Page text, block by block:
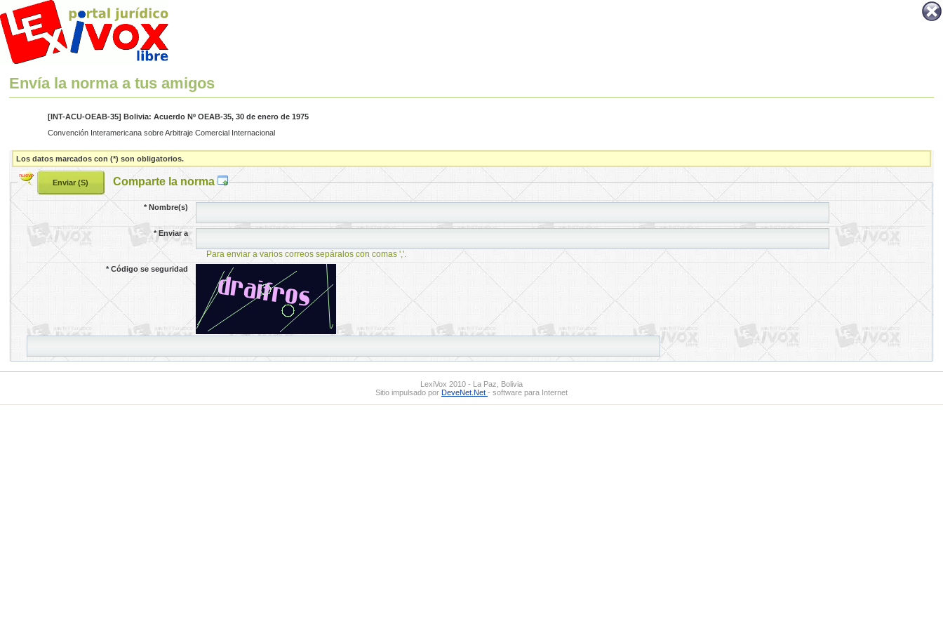
Envía la norma a tus amigos
[INT-ACU-OEAB-35] Bolivia: Acuerdo Nº OEAB-35, 30 de enero de 1975
Convención Interamericana sobre Arbitraje Comercial Internacional
Los datos marcados con (*) son obligatorios.
Comparte la norma
*Nombre(s)
*Enviar a
Para enviar a varios correos sepáralos con comas ','.
*Código se seguridad
LexiVox 2010 - La Paz, Bolivia
Sitio impulsado por DeveNet.Net - software para Internet